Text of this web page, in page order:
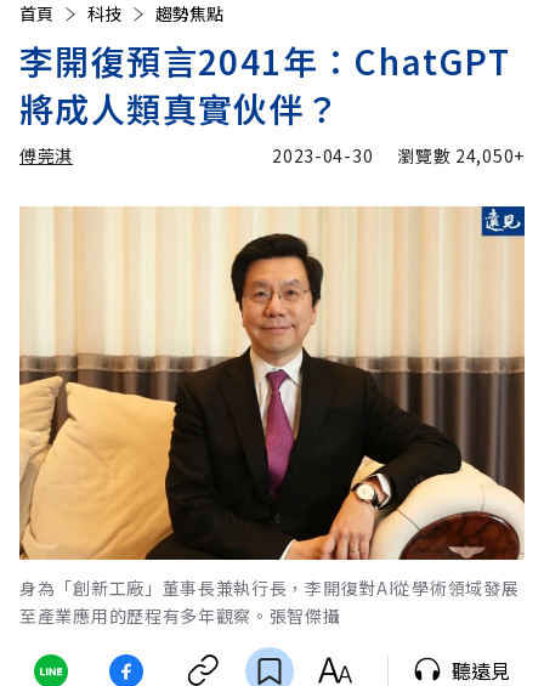
首頁 科技 趨勢焦點
李開復預言2041年：ChatGPT
將成人類真實伙伴？
傅莞淇 2023-04-30 瀏覽數 24,050+
身為「創新工廠」董事長兼執行長，李開復對AI從學術領域發展
至產業應用的歷程有多年觀察。張智傑攝
聽遠見